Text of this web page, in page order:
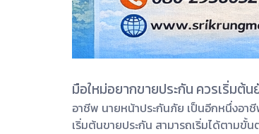
มือใหม่อยากขายประกัน ควรเริ่มต้น
อาชีพ นายหน้าประกันภัย เป็นอีกหนึ่งอา
เริ่มต้นขายประกัน สามารถเริ่มได้ตามขั้